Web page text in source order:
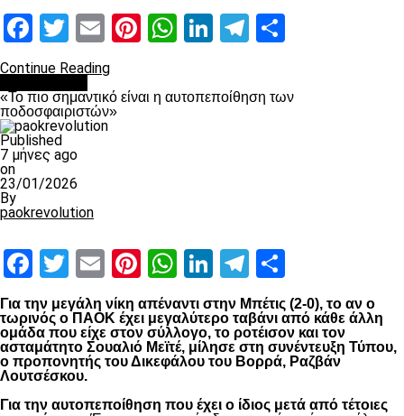
Facebook
Twitter
EmailPinterest
WhatsApp
LinkedIn
Telegram
Continue Reading
«Το πιο σημαντικό είναι η αυτοπεποίθηση των
ποδοσφαιριστών»
Published
7 μήνες ago
on
23/01/2026
By
paokrevolution
Facebook
Twitter
EmailPinterest
WhatsApp
LinkedIn
Telegram
Για την μεγάλη νίκη απέναντι στην Μπέτις (2-0), το αν ο
τωρινός ο ΠΑΟΚ έχει μεγαλύτερο ταβάνι από κάθε άλλη
ομάδα που είχε στον σύλλογο, το ροτέισον και τον
ασταμάτητο Σουαλιό Μεϊτέ, μίλησε στη συνέντευξη Τύπου,
ο προπονητής του Δικεφάλου του Βορρά, Ραζβάν
Λουτσέσκου.
Για την αυτοπεποίθηση που έχει ο ίδιος μετά από τέτοιες